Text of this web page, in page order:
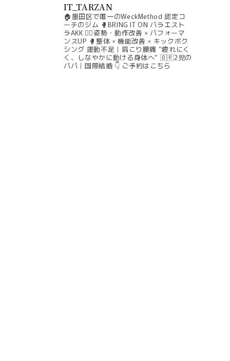
IT_TARZAN
🏠墨田区で唯一のWeckMethod 認定コ
ーチのジム 🥊BRING IT ON パラエスト
ラAKK 🧘‍♀️姿勢・動作改善 × パフォーマ
ンスUP 🥊整体 × 機能改善 × キックボク
シング 運動不足｜肩こり腰痛 “疲れにく
く、しなやかに動ける身体へ” 🇧🇷2児の
パパ｜国際結婚 👇 ご予約はこちら